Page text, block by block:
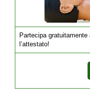
Partecipa
l’attestato!